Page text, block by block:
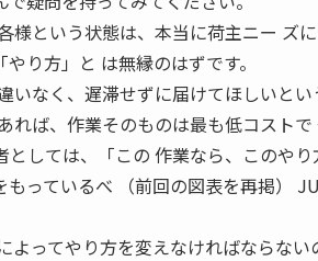
様という状態は、本当に荷主ニー ズ
り方」と は無縁のはずです。
いなく、遅滞せずに届けてほしいとい
れば、作業そのものは最も低コストで
としては、「この 作業なら、このや
っているべ （前回の図表を再掲）
よってやり方を変えなければならな